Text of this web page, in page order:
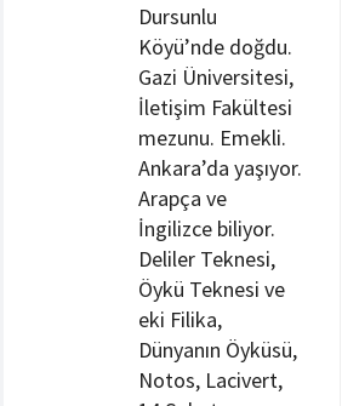
Dursunlu
Köyü’nde doğdu.
Gazi Üniversitesi,
İletişim Fakültesi
mezunu. Emekli.
Ankara’da yaşıyor.
Arapça ve
İngilizce biliyor.
Deliler Teknesi,
Öykü Teknesi ve
eki Filika,
Dünyanın Öyküsü,
Notos, Lacivert,